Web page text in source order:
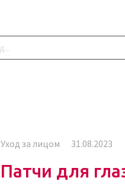
Уход за лицом 31.08.2023
Патчи для